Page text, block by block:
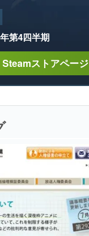
第4四半期
Steamストアページ